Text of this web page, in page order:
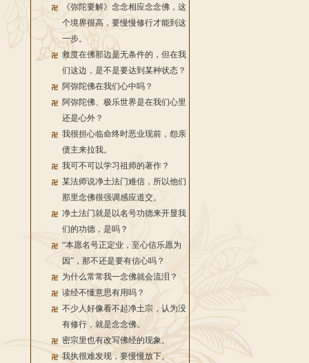
《弥陀要解》念念相应念念佛，这
个境界很高，要慢慢修行才能到这
一步。
救度在佛那边是无条件的，但在我
们这边，是不是要达到某种状态？
阿弥陀佛在我们心中吗？
阿弥陀佛、极乐世界是在我们心里
还是心外？
我很担心临命终时恶业现前，怨亲
债主来拉我。
我可不可以学习祖师的著作？
某法师说净土法门难信，所以他们
那里念佛很强调感应道交。
净土法门就是以名号功德来开显我
们的功德，是吗？
“本愿名号正定业，至心信乐愿为
因”，那不还是要有信心吗？
为什么常常我一念佛就会流泪？
读经不懂意思有用吗？
不少人好像看不起净土宗，认为没
有修行，就是念念佛。
密宗里也有改写佛经的现象。
我执很难发现，要慢慢放下。